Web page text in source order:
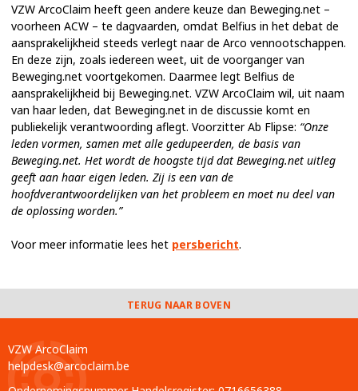
VZW ArcoClaim heeft geen andere keuze dan Beweging.net –
voorheen ACW – te dagvaarden, omdat Belfius in het debat de
aansprakelijkheid steeds verlegt naar de Arco vennootschappen.
En deze zijn, zoals iedereen weet, uit de voorganger van
Beweging.net voortgekomen. Daarmee legt Belfius de
aansprakelijkheid bij Beweging.net. VZW ArcoClaim wil, uit naam
van haar leden, dat Beweging.net in de discussie komt en
publiekelijk verantwoording aflegt. Voorzitter Ab Flipse: “Onze
leden vormen, samen met alle gedupeerden, de basis van
Beweging.net. Het wordt de hoogste tijd dat Beweging.net uitleg
geeft aan haar eigen leden. Zij is een van de
hoofdverantwoordelijken van het probleem en moet nu deel van
de oplossing worden.”
Voor meer informatie lees het persbericht.
TERUG NAAR BOVEN
VZW ArcoClaim
helpdesk@arcoclaim.be